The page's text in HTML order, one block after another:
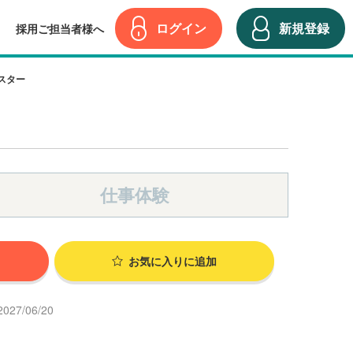
採用ご担当者様へ ログイン 新規登録
ター
仕事体験
お気に入り に追加
06/20